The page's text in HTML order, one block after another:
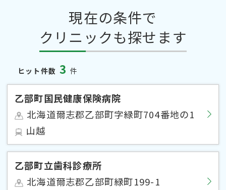
現在の条件で
クリニックも探せます
ヒット件数 3 件
乙部町国民健康保険病院
北海道爾志郡乙部町字緑町704番地の1
山越
乙部町立歯科診療所
北海道爾志郡乙部町緑町199-1